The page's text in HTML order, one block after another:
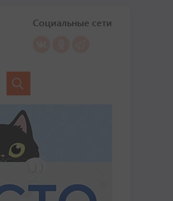
Социальные сети